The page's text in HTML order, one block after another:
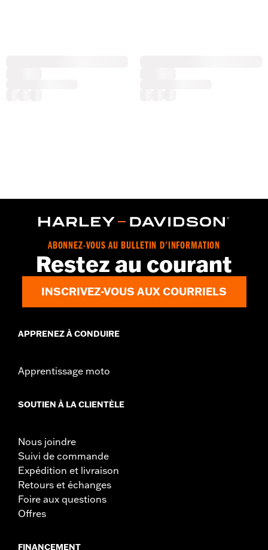
ABONNEZ-VOUS AU BULLETIN D'INFORMATION
Restez au courant
INSCRIVEZ-VOUS AUX COURRIELS
APPRENEZ À CONDUIRE
Apprentissage moto
SOUTIEN À LA CLIENTÈLE
Nous joindre
Suivi de commande
Expédition et livraison
Retours et échanges
Foire aux questions
Offres
FINANCEMENT